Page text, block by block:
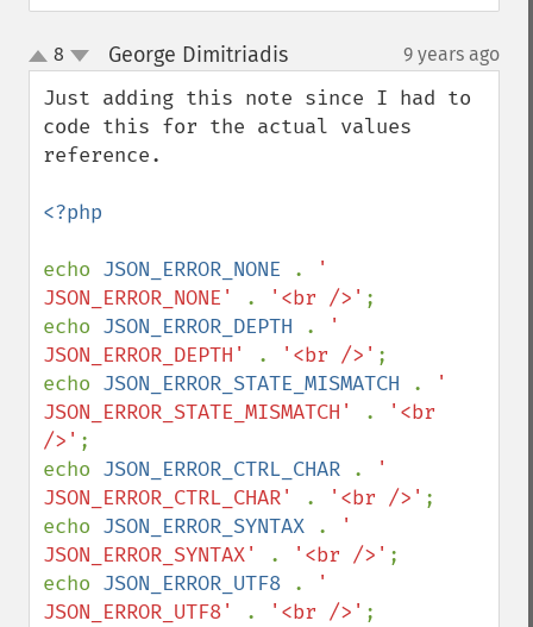
up
down
8 George Dimitriadis¶ 9 years ago
Just adding this note since I had to
code this for the actual values
reference.
<?php
echo JSON_ERROR_NONE .
'
JSON_ERROR_NONE'
. '<br />' ;
echo JSON_ERROR_DEPTH .
'
JSON_ERROR_DEPTH'
. '<br />' ;
echo JSON_ERROR_STATE_MISMATCH .
'
JSON_ERROR_STATE_MISMATCH'
.
'<br
/>' ;
echo JSON_ERROR_CTRL_CHAR .
'
JSON_ERROR_CTRL_CHAR'
. '<br />' ;
echo JSON_ERROR_SYNTAX .
'
JSON_ERROR_SYNTAX'
. '<br />' ;
echo JSON_ERROR_UTF8 .
'
JSON_ERROR_UTF8'
. '<br />' ;